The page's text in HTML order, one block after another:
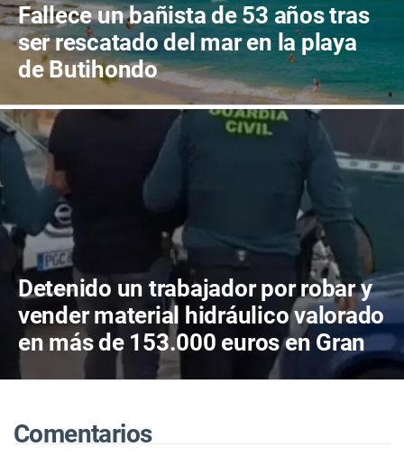
Fallece un bañista de 53 años tras
ser rescatado del mar en la playa
de Butihondo
Detenido un trabajador por robar y
vender material hidráulico valorado
en más de 153.000 euros en Gran
Tarajal
Comentarios